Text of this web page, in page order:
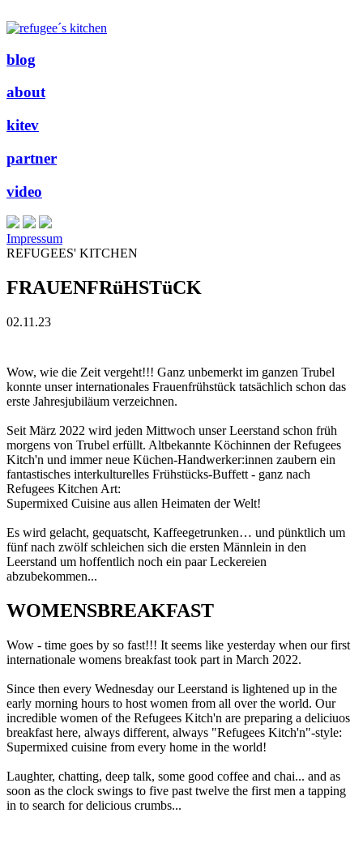
blog
about
kitev
partner
video
Impressum
REFUGEES' KITCHEN
FRAUENFRüHSTüCK
02.11.23
Wow, wie die Zeit vergeht!!! Ganz unbemerkt im ganzen Trubel
konnte unser internationales Frauenfrühstück tatsächlich schon das
erste Jahresjubiläum verzeichnen.
Seit März 2022 wird jeden Mittwoch unser Leerstand schon früh
morgens von Trubel erfüllt. Altbekannte Köchinnen der Refugees
Kitch'n und immer neue Küchen-Handwerker:innen zaubern ein
fantastisches interkulturelles Frühstücks-Buffett - ganz nach
Refugees Kitchen Art:
Supermixed Cuisine aus allen Heimaten der Welt!
Es wird gelacht, gequatscht, Kaffeegetrunken… und pünktlich um
fünf nach zwölf schleichen sich die ersten Männlein in den
Leerstand um hoffentlich noch ein paar Leckereien
abzubekommen...
WOMENSBREAKFAST
Wow - time goes by so fast!!! It seems like yesterday when our first
internationale womens breakfast took part in March 2022.
Since then every Wednesday our Leerstand is lightened up in the
early morning hours to host women from all over the world. Our
incredible women of the Refugees Kitch'n are preparing a deliciuos
breakfast here, always different, always "Refugees Kitch'n"-style:
Supermixed cuisine from every home in the world!
Laughter, chatting, deep talk, some good coffee and chai... and as
soon as the clock swings to five past twelve the first men a tapping
in to search for delicious crumbs...